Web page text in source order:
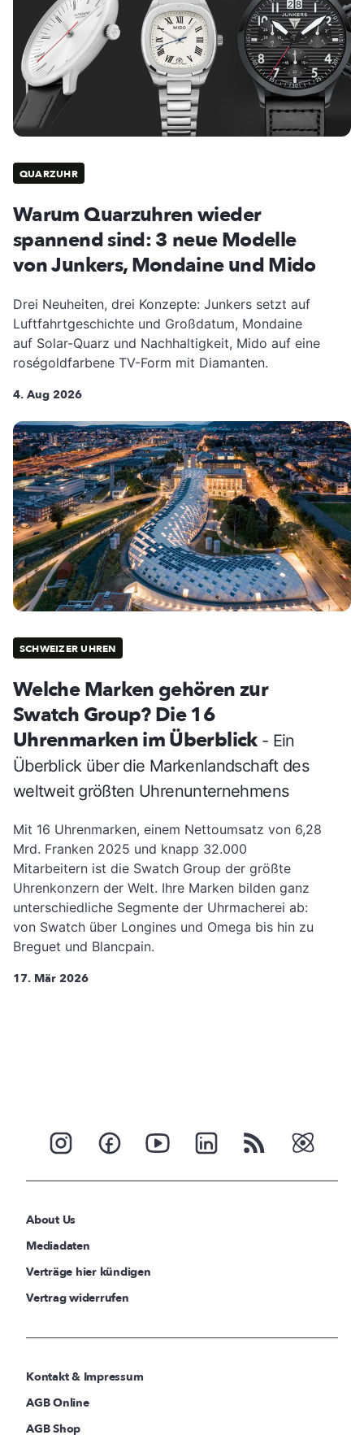
QUARZUHR
Warum Quarzuhren wieder
spannend sind: 3 neue Modelle
von Junkers, Mondaine und Mido
Drei Neuheiten, drei Konzepte: Junkers setzt auf
Luftfahrtgeschichte und Großdatum, Mondaine
auf Solar-Quarz und Nachhaltigkeit, Mido auf eine
roségoldfarbene TV-Form mit Diamanten.
4. Aug 2026
SCHWEIZER UHREN
Welche Marken gehören zur
Swatch Group? Die 16
Uhrenmarken im Überblick - Ein
Überblick über die Markenlandschaft des
weltweit größten Uhrenunternehmens
Mit 16 Uhrenmarken, einem Nettoumsatz von 6,28
Mrd. Franken 2025 und knapp 32.000
Mitarbeitern ist die Swatch Group der größte
Uhrenkonzern der Welt. Ihre Marken bilden ganz
unterschiedliche Segmente der Uhrmacherei ab:
von Swatch über Longines und Omega bis hin zu
Breguet und Blancpain.
17. Mär 2026
About Us
Mediadaten
Verträge hier kündigen
Vertrag widerrufen
Kontakt & Impressum
AGB Online
AGB Shop